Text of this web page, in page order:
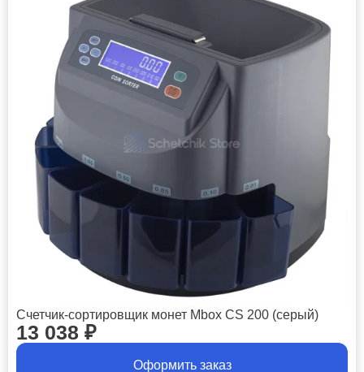
Счетчик-сортировщик монет Mbox CS 200 (серый)
13 038 ₽
Оформить заказ